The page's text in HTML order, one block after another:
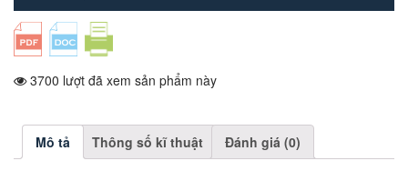
3700 lượt đã xem sản phẩm này
Mô tả Thông số kĩ thuật Đánh giá (0)